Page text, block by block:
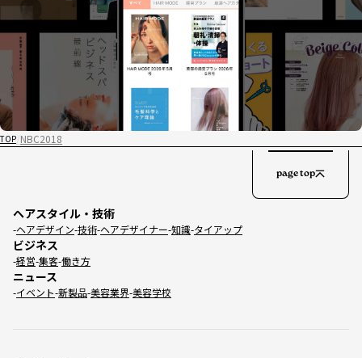
TOP NBC2018
ヘアスタイル・技術
ヘアデザイン 技術 ヘアデザイナー 知識 タイアップ
ビジネス
経営 集客 働き方
ニュース
イベント 新製品 美容業界 美容学校
page top